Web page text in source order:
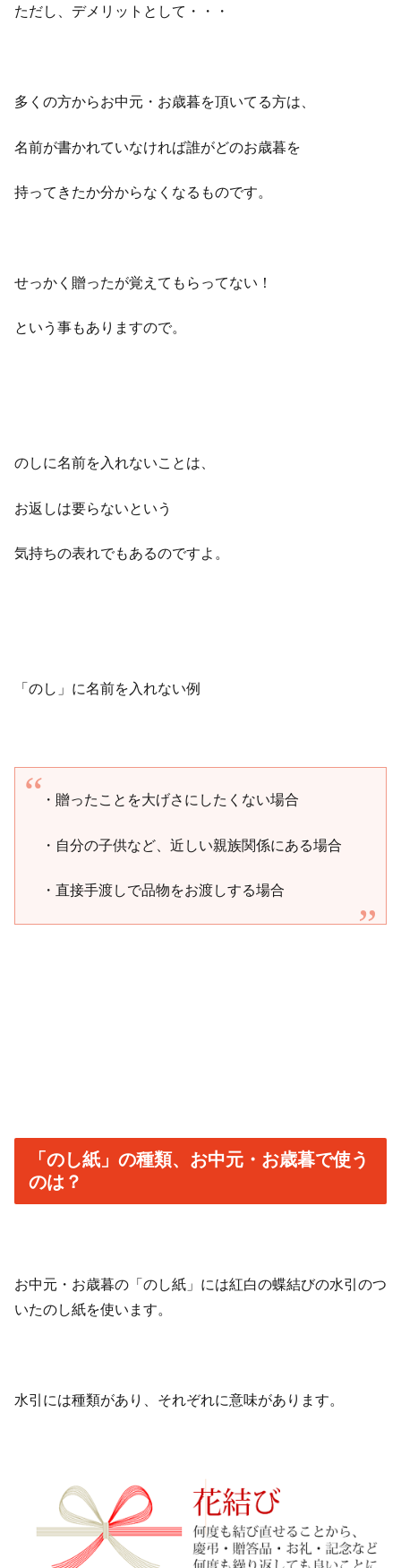
ただし、デメリットとして・・・
多くの方からお中元・お歳暮を頂いてる方は、
名前が書かれていなければ誰がどのお歳暮を
持ってきたか分からなくなるものです。
せっかく贈ったが覚えてもらってない！
という事もありますので。
のしに名前を入れないことは、
お返しは要らないという
気持ちの表れでもあるのですよ。
「のし」に名前を入れない例
・贈ったことを大げさにしたくない場合
・自分の子供など、近しい親族関係にある場合
・直接手渡しで品物をお渡しする場合
「のし紙」の種類、お中元・お歳暮で使う
のは？
お中元・お歳暮の「のし紙」には紅白の蝶結びの水引のつ
いたのし紙を使います。
水引には種類があり、それぞれに意味があります。